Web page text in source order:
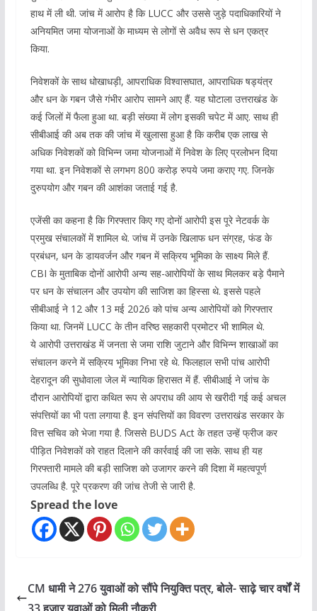
हाथ में ली थी. जांच में आरोप है कि LUCC और उससे जुड़े पदाधिकारियों ने
अनियमित जमा योजनाओं के माध्यम से लोगों से अवैध रूप से धन एकत्र
किया.
निवेशकों के साथ धोखाधड़ी, आपराधिक विश्वासघात, आपराधिक षड्यंत्र
और धन के गबन जैसे गंभीर आरोप सामने आए हैं. यह घोटाला उत्तराखंड के
कई जिलों में फैला हुआ था. बड़ी संख्या में लोग इसकी चपेट में आए. साथ ही
सीबीआई की अब तक की जांच में खुलासा हुआ है कि करीब एक लाख से
अधिक निवेशकों को विभिन्न जमा योजनाओं में निवेश के लिए प्रलोभन दिया
गया था. इन निवेशकों से लगभग 800 करोड़ रुपये जमा कराए गए. जिनके
दुरुपयोग और गबन की आशंका जताई गई है.
एजेंसी का कहना है कि गिरफ्तार किए गए दोनों आरोपी इस पूरे नेटवर्क के
प्रमुख संचालकों में शामिल थे. जांच में उनके खिलाफ धन संग्रह, फंड के
प्रबंधन, धन के डायवर्जन और गबन में सक्रिय भूमिका के साक्ष्य मिले हैं.
CBI के मुताबिक दोनों आरोपी अन्य सह-आरोपियों के साथ मिलकर बड़े पैमाने
पर धन के संचालन और उपयोग की साजिश का हिस्सा थे. इससे पहले
सीबीआई ने 12 और 13 मई 2026 को पांच अन्य आरोपियों को गिरफ्तार
किया था. जिनमें LUCC के तीन वरिष्ठ सहकारी प्रमोटर भी शामिल थे.
ये आरोपी उत्तराखंड में जनता से जमा राशि जुटाने और विभिन्न शाखाओं का
संचालन करने में सक्रिय भूमिका निभा रहे थे. फिलहाल सभी पांच आरोपी
देहरादून की सुधोवाला जेल में न्यायिक हिरासत में हैं. सीबीआई ने जांच के
दौरान आरोपियों द्वारा कथित रूप से अपराध की आय से खरीदी गई कई अचल
संपत्तियों का भी पता लगाया है. इन संपत्तियों का विवरण उत्तराखंड सरकार के
वित्त सचिव को भेजा गया है. जिससे BUDS Act के तहत उन्हें फ्रीज कर
पीड़ित निवेशकों को राहत दिलाने की कार्रवाई की जा सके. साथ ही यह
गिरफ्तारी मामले की बड़ी साजिश को उजागर करने की दिशा में महत्वपूर्ण
उपलब्धि है. पूरे प्रकरण की जांच तेजी से जारी है.
Spread the love
CM धामी ने 276 युवाओं को सौंपे नियुक्ति पत्र, बोले- साढ़े चार वर्षों में